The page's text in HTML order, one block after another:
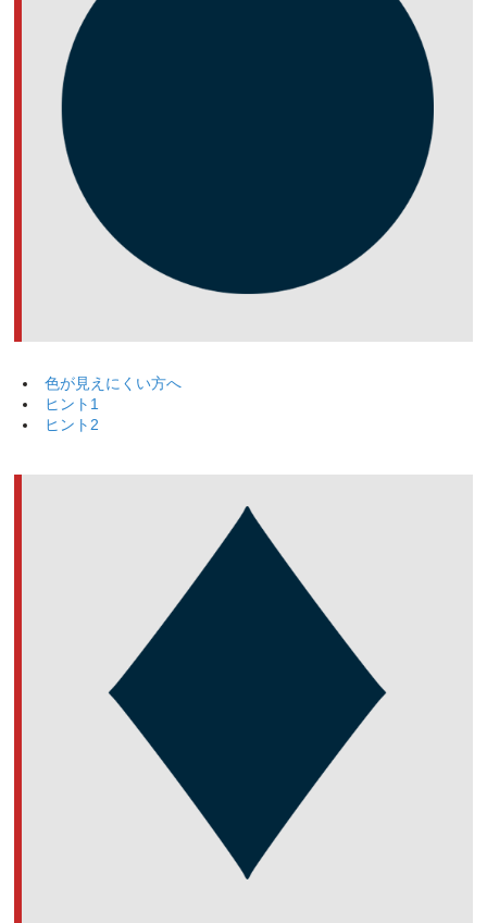
色が見えにくい方へ
ヒント1
ヒント2